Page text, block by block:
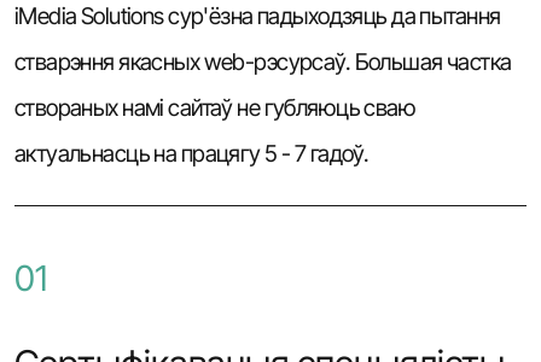
iMedia Solutions сур'ёзна падыходзяць да пытання
стварэння якасных web-рэсурсаў. Большая частка
створаных намі сайтаў не губляюць сваю
актуальнасць на працягу 5 - 7 гадоў.
01